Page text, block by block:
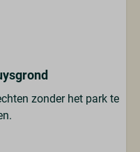
zonder het park te